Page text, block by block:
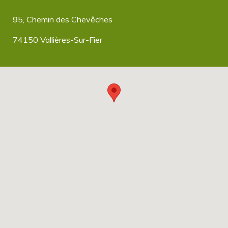
95, Chemin des Chevêches
74150 Vallières-Sur-Fier